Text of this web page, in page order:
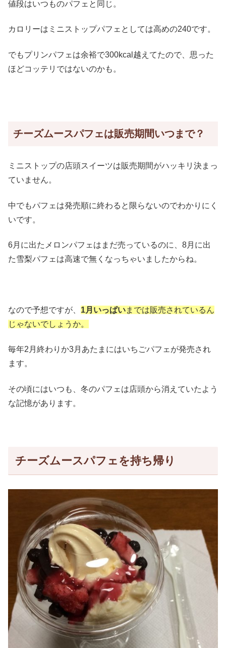
値段はいつものパフェと同じ。
カロリーはミニストップパフェとしては高めの240です。
でもプリンパフェは余裕で300kcal越えてたので、思った
ほどコッテリではないのかも。
チーズムースパフェは販売期間いつまで？
ミニストップの店頭スイーツは販売期間がハッキリ決まっ
ていません。
中でもパフェは発売順に終わると限らないのでわかりにく
いです。
6月に出たメロンパフェはまだ売っているのに、8月に出
た雪梨パフェは高速で無くなっちゃいましたからね。
なので予想ですが、 1月いっぱいまでは販売されているん
じゃないでしょうか。
毎年2月終わりか3月あたまにはいちごパフェが発売され
ます。
その頃にはいつも、冬のパフェは店頭から消えていたよう
な記憶があります。
チーズムースパフェを持ち帰り